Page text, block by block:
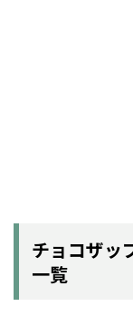
チョコザッ
一覧